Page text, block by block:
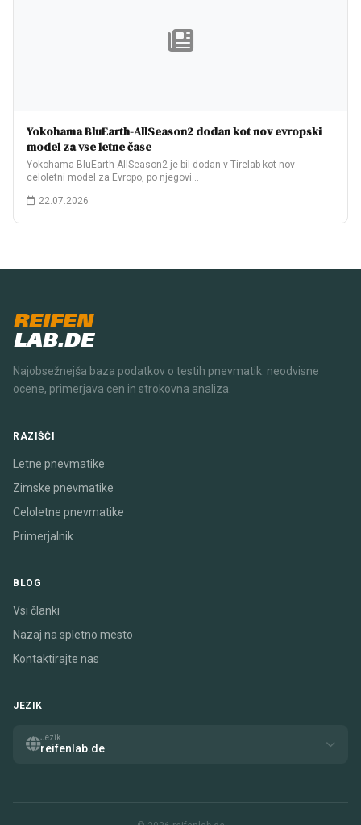
Yokohama BluEarth-AllSeason2 dodan kot nov evropski
model za vse letne čase
Yokohama BluEarth-AllSeason2 je bil dodan v Tirelab kot nov
celoletni model za Evropo, po njegovi…
22.07.2026
REIFEN
LAB.DE
Najobsežnejša baza podatkov o testih pnevmatik. neodvisne
ocene, primerjava cen in strokovna analiza.
RAZIŠČI
Letne pnevmatike
Zimske pnevmatike
Celoletne pnevmatike
Primerjalnik
BLOG
Vsi članki
Nazaj na spletno mesto
Kontaktirajte nas
JEZIK
Jezik
reifenlab.de